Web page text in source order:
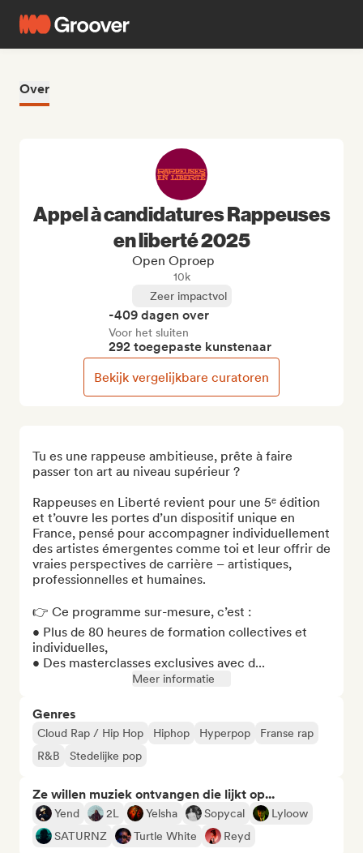
Over
Tu es une rappeuse ambitieuse, prête à faire
passer ton art au niveau supérieur ?
Rappeuses en Liberté revient pour une 5ᵉ édition
et t’ouvre les portes d’un dispositif unique en
France, pensé pour accompagner individuellement
des artistes émergentes comme toi et leur offrir de
vraies perspectives de carrière – artistiques,
professionnelles et humaines.
👉 Ce programme sur-mesure, c’est :
• Plus de 80 heures de formation collectives et
individuelles,
• Des masterclasses exclusives avec d...
Meer informatie
Genres
Cloud Rap / Hip Hop Hiphop Hyperpop
Franse rap
R&B
Stedelijke pop
Ze willen muziek ontvangen die lijkt op...
Yend 2L Yelsha Sopycal
Lyloow
SATURNZ
Turtle White Reyd
Appel à candidatures Rappeuses
en liberté 2025
Open Oproep
10k
Zeer impactvol
-409 dagen over
Voor het sluiten
292 toegepaste kunstenaar
Bekijk vergelijkbare curatoren